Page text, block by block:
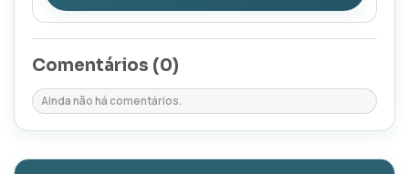
Comentários (0)
Ainda não há comentários.